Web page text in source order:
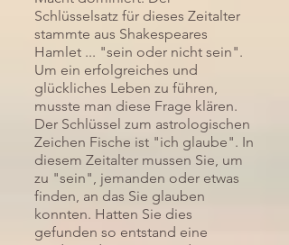
Schlüsselsatz für dieses Zeitalter
stammte aus Shakespeares
Hamlet ... "sein oder nicht sein".
Um ein erfolgreiches und
glückliches Leben zu führen,
musste man diese Frage klären.
Der Schlüssel zum astrologischen
Zeichen Fische ist "ich glaube". In
diesem Zeitalter mussen Sie, um
zu "sein", jemanden oder etwas
finden, an das Sie glauben
konnten. Hatten Sie dies
gefunden so entstand eine